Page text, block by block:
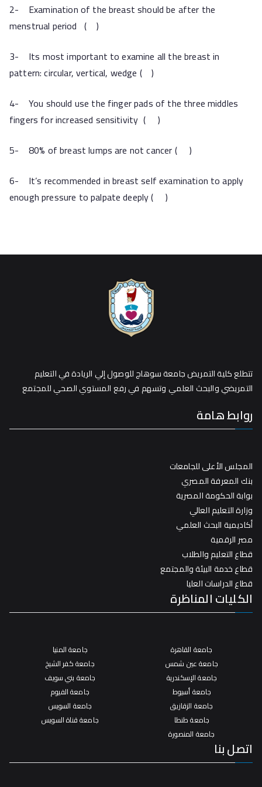
2- Examination of the breast should be after the
menstrual period ( )
3- Its most important to examine all the breast in
pattern: circular, vertical, wedge ( )
4- You should use the finger pads of the three middles
fingers for increased sensitivity ( )
5- 80% of breast lumps are not cancer ( )
6- It’s recommended in breast self examination to apply
enough pressure to palpate deeply ( )
تتطلع كلية التمريض جامعة سوهاج للوصول إلي الريادة في التعليم
التمريضي والبحث العلمي وتسهم في رفع المستوي الصحي للمجتمع
روابط هامة
المجلس الأعلى للجامعات
بنك المعرفة المصري
بوابة الحكومة المصرية
وزارة التعليم العالي
أكاديمية البحث العلمي
مصر الرقمية
قطاع التعليم والطلاب
قطاع خدمة البيئة والمجتمع
قطاع الدراسات العليا
الكليات المناظرة
جامعة القاهرة
جامعة عين شمس
جامعة الإسكندرية
جامعة أسيوط
جامعة الزقازيق
جامعة طنطا
جامعة المنصورة
جامعة المنيا
جامعة كفر الشيخ
جامعة بني سويف
جامعة الفيوم
جامعة السويس
جامعة قناة السويس
اتصل بنا